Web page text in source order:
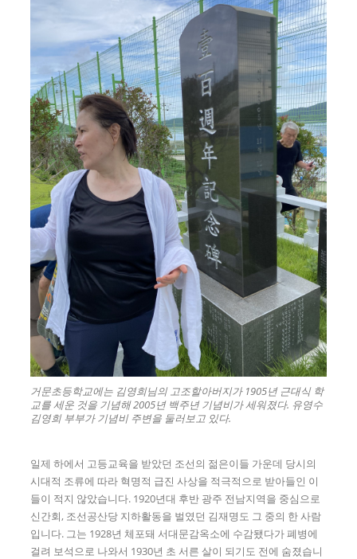
거문초등학교에는 김영희님의 고조할아버지가 1905년 근대식 학
교를 세운 것을 기념해 2005년 백주년 기념비가 세워졌다. 유영수
김영희 부부가 기념비 주변을 둘러보고 있다.
일제 하에서 고등교육을 받았던 조선의 젊은이들 가운데 당시의
시대적 조류에 따라 혁명적 급진 사상을 적극적으로 받아들인 이
들이 적지 않았습니다. 1920년대 후반 광주 전남지역을 중심으로
신간회, 조선공산당 지하활동을 벌였던 김재명도 그 중의 한 사람
입니다. 그는 1928년 체포돼 서대문감옥소에 수감됐다가 폐병에
걸려 보석으로 나와서 1930년 초 서른 살이 되기도 전에 숨졌습니